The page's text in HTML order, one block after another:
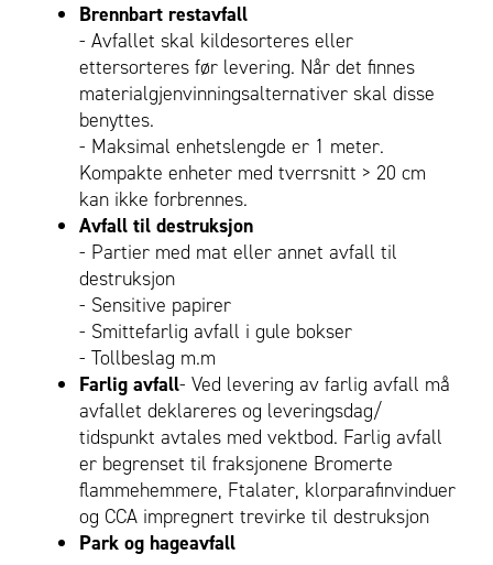
Brennbart restavfall
- Avfallet skal kildesorteres eller
ettersorteres før levering. Når det finnes
materialgjenvinningsalternativer skal disse
benyttes.
- Maksimal enhetslengde er 1 meter.
Kompakte enheter med tverrsnitt > 20 cm
kan ikke forbrennes.
Avfall til destruksjon
- Partier med mat eller annet avfall til
destruksjon
- Sensitive papirer
- Smittefarlig avfall i gule bokser
- Tollbeslag m.m
Farlig avfall- Ved levering av farlig avfall må
avfallet deklareres og leveringsdag/
tidspunkt avtales med vektbod. Farlig avfall
er begrenset til fraksjonene Bromerte
flammehemmere, Ftalater, klorparafinvinduer
og CCA impregnert trevirke til destruksjon
Park og hageavfall